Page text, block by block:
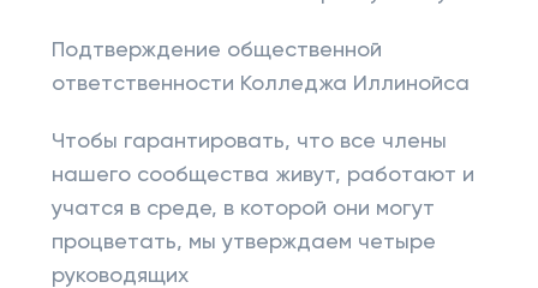
Подтверждение общественной
ответственности Колледжа Иллинойса
Чтобы гарантировать, что все члены
нашего сообщества живут, работают и
учатся в среде, в которой они могут
процветать, мы утверждаем четыре
руководящих